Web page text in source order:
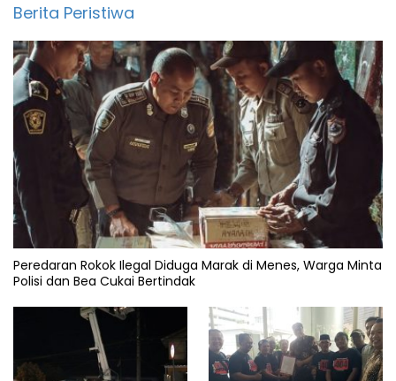
Berita Peristiwa
Peredaran Rokok Ilegal Diduga Marak di Menes, Warga Minta
Polisi dan Bea Cukai Bertindak